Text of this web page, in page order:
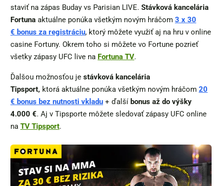
staviť na zápas Buday vs Parisian LIVE. Stávková kancelária
Fortuna aktuálne ponúka všetkým novým hráčom 3 x 30
€ bonus za registráciu, ktorý môžete využiť aj na hru v online
casine Fortuny. Okrem toho si môžete vo Fortune pozrieť
všetky zápasy UFC live na Fortuna TV.
Ďalšou možnosťou je stávková kancelária
Tipsport, ktorá aktuálne ponúka všetkým novým hráčom 20
€ bonus bez nutnosti vkladu + ďalší bonus až do výšky
4.000 €. Aj v Tipsporte môžete sledovať zápasy UFC online
na TV Tipsport.